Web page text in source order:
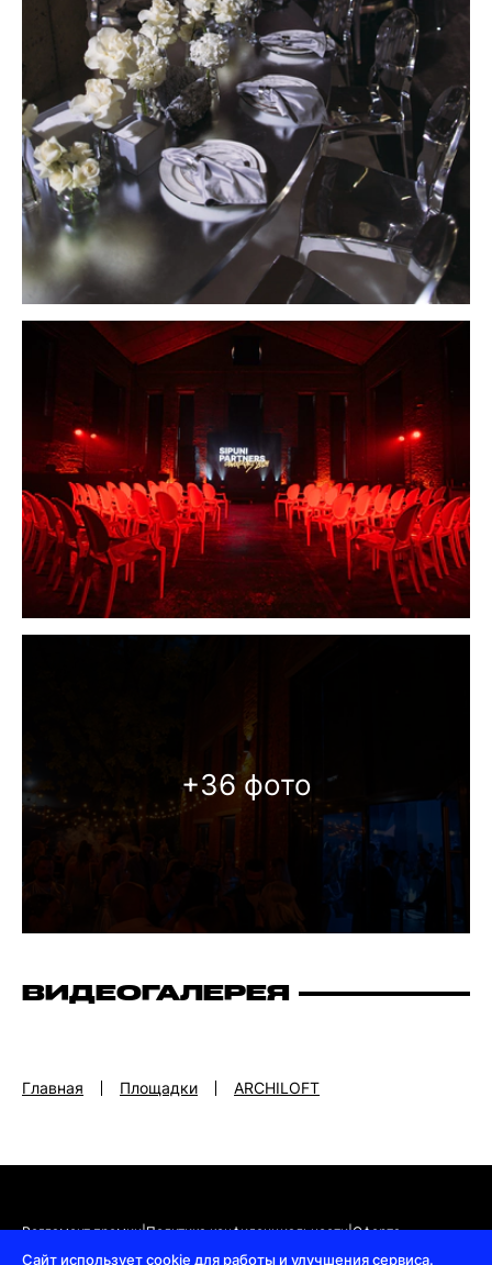
+36 фото
ВИДЕОГАЛЕРЕЯ
Главная Площадки ARCHILOFT
Регламент премии|Политика конфиденциальности|Оферта
Сайт использует cookie для работы и улучшения сервиса.